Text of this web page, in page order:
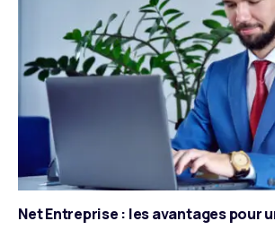
Net Entreprise : les avantages pour